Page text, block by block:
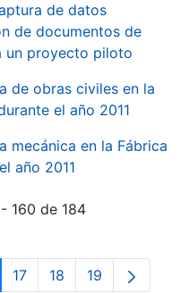
de datos
de documentos de
un proyecto piloto
de obras civiles en la
el año 2011
mecánica en la Fábrica
año 2011
160 de 184
Use TAB para
Página
17 Página
18 Página
19